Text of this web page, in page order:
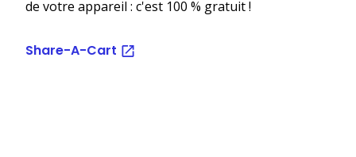
de votre appareil : c'est 100 % gratuit !
Share-A-Cart